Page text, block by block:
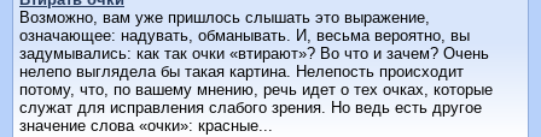
Возможно, вам уже пришлось слышать это выражение,
означающее: надувать, обманывать. И, весьма вероятно, вы
задумывались: как так очки «втирают»? Во что и зачем? Очень
нелепо выглядела бы такая картина. Нелепость происходит
потому, что, по вашему мнению, речь идет о тех очках, которые
служат для исправления слабого зрения. Но ведь есть другое
значение слова «очки»: красные...